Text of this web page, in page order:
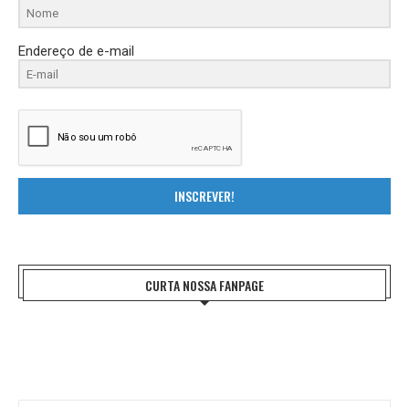
Endereço de e-mail
INSCREVER!
CURTA NOSSA FANPAGE